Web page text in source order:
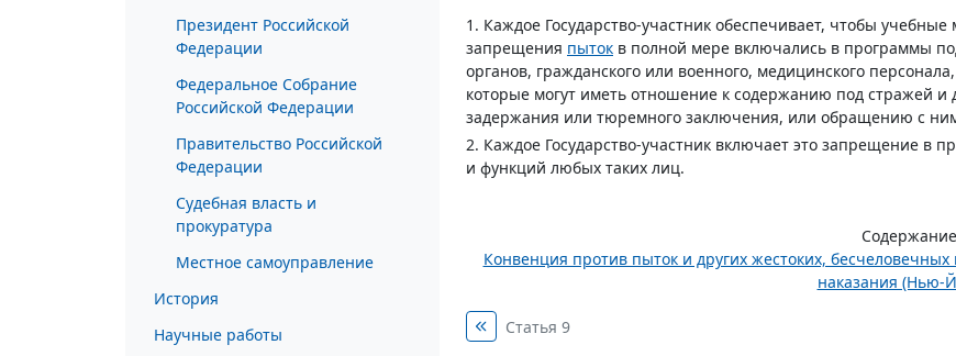
Президент Российской
Федерации
Федеральное Собрание
Российской Федерации
Правительство Российской
Федерации
Судебная власть и
прокуратура
Местное самоуправление
История
Научные работы
1. Каждое Государство-участник обеспечивает, чтобы
запрещения пыток в полной мере включались в программы
органов, гражданского или военного, медицинского
которые могут иметь отношение к содержанию под стражей
задержания или тюремного заключения, или обращению с
2. Каждое Государство-участник включает это запрещение в
и функций любых таких лиц.
Содержание
Конвенция против пыток и других жестоких,
наказания (Нью-
Статья 9